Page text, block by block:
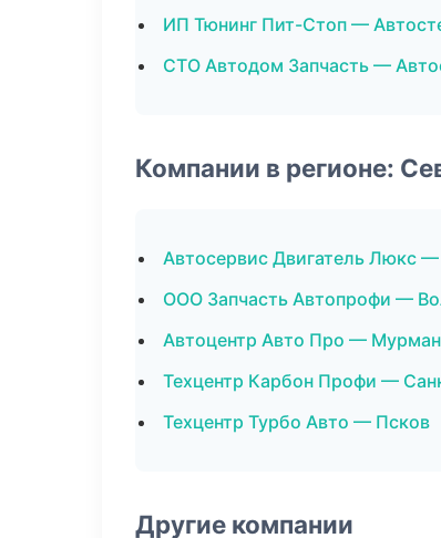
ИП Тюнинг Пит-Стоп —
СТО Автодом Запчасть —
Компании в регионе:
Автосервис Двигатель Люкс
ООО Запчасть Автопрофи —
Автоцентр Авто Про —
Техцентр Карбон Профи —
Техцентр Турбо Авто — Псков
Другие компании